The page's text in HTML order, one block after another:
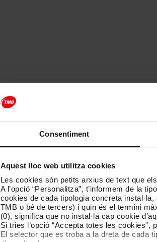
Consentiment
Aquest lloc web utilitza cookies
Les cookies són petits arxius de text que
A l’opció “Personalitza”, t’informem de la
cookies de cada tipologia concreta
TMB o bé de tercers) i quin és el termini
(0), significa que no instal·la cap cookie
Si tries l’opció “Accepta totes les cookies”,
El selector que es troba a la dreta de cada
r
e
u
s
p
e
r
z
12 €
Suports